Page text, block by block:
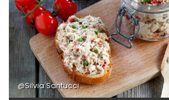
@Silvia Santucci